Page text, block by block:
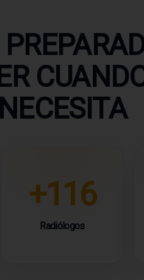
NECESITA
+116
Radiólogos